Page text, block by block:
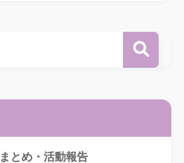
とめ・活動報告